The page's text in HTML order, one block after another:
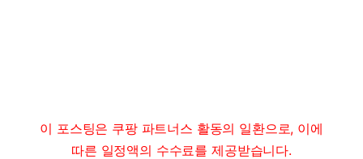
이 포스팅은 쿠팡 파트너스 활동의 일환으로, 이에
따른 일정액의 수수료를 제공받습니다.